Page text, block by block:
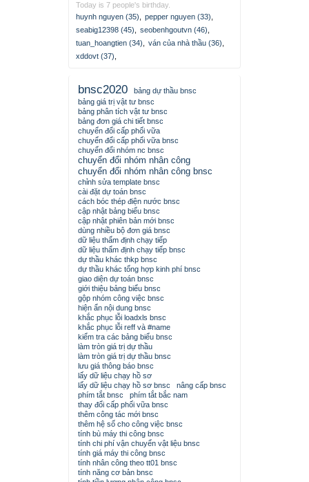
Today is 7 people's birthday.
huynh nguyen (35)
pepper nguyen (33)
seabig12398 (45)
seobenhgoutvn (46)
tuan_hoangtien (34)
ván của nhà thầu (36)
xddovt (37)
bnsc2020
bảng dự thầu bnsc
bảng giá trị vật tư bnsc
bảng phân tích vật tư bnsc
bảng đơn giá chi tiết bnsc
chuyển đổi cấp phối vữa
chuyển đổi cấp phối vữa bnsc
chuyển đổi nhóm nc bnsc
chuyển đổi nhóm nhân công
chuyển đổi nhóm nhân công bnsc
chỉnh sửa template bnsc
cài đặt dự toán bnsc
cách bóc thép điện nước bnsc
cập nhật bảng biểu bnsc
cập nhật phiên bản mới bnsc
dùng nhiều bộ đơn giá bnsc
dữ liệu thẩm định chạy tiếp
dữ liệu thẩm định chạy tiếp bnsc
dự thầu khác thkp bnsc
dự thầu khác tổng hợp kinh phí bnsc
giao diện dự toán bnsc
giới thiệu bảng biểu bnsc
gộp nhóm công việc bnsc
hiện ẩn nội dung bnsc
khắc phục lỗi loadxls bnsc
khắc phục lỗi reff và #name
kiểm tra các bảng biểu bnsc
làm tròn giá trị dự thầu
làm tròn giá trị dự thầu bnsc
lưu giá thông báo bnsc
lấy dữ liệu chạy hồ sơ
lấy dữ liệu chạy hồ sơ bnsc
nâng cấp bnsc
phím tắt bnsc
phím tắt bắc nam
thay đổi cấp phối vữa bnsc
thêm công tác mới bnsc
thêm hệ số cho công việc bnsc
tính bù máy thi công bnsc
tính chi phí vận chuyển vật liệu bnsc
tính giá máy thi công bnsc
tính nhân công theo tt01 bnsc
tính năng cơ bản bnsc